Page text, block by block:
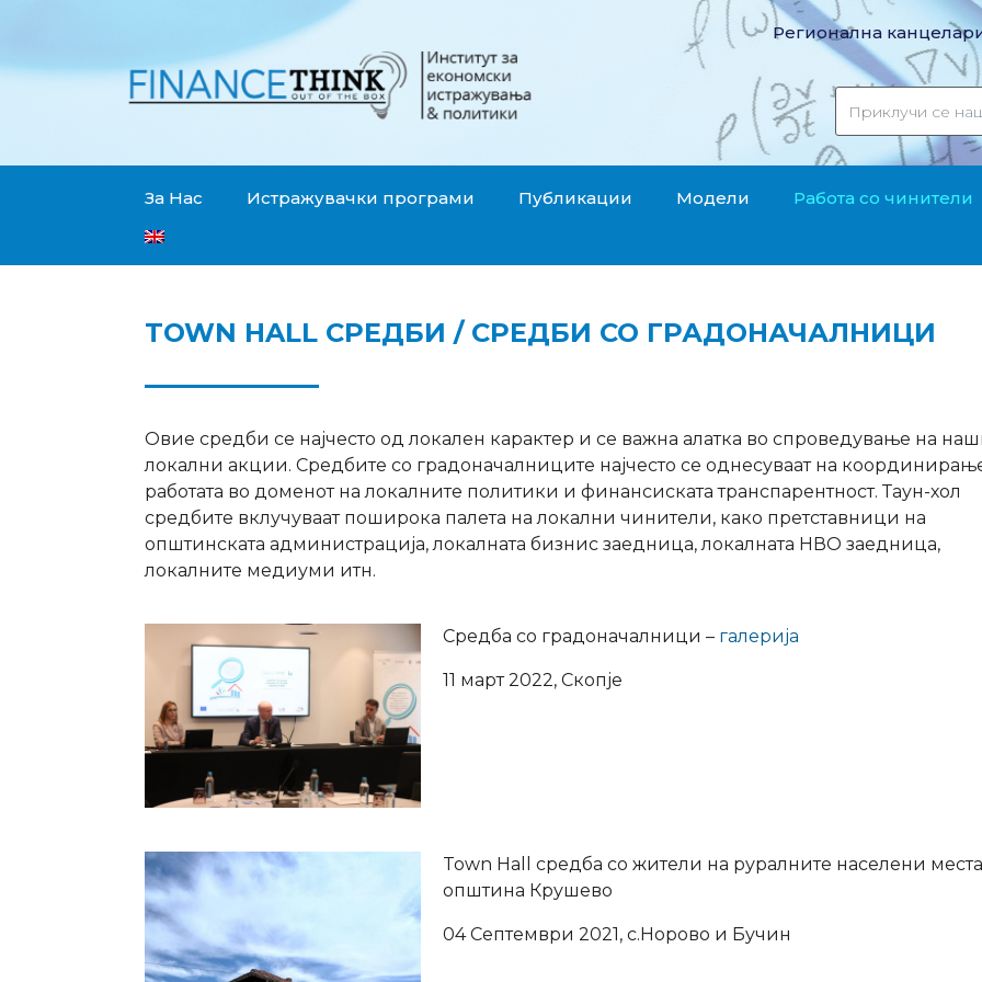
Регионална
За Нас Истражувачки програми Публикации Модели Работа со чинители
TOWN HALL СРЕДБИ / СРЕДБИ СО ГРАДОНАЧАЛНИЦИ
Овие средби се најчесто од локален карактер и се важна алатка во спроведување на
локални акции. Средбите со градоначалниците најчесто се однесуваат на
работата во доменот на локалните политики и финансиската транспарентност. Таун-хол
средбите вклучуваат поширока палета на локални чинители, како претставници на
општинската администрација, локалната бизнис заедница, локалната НВО заедница,
локалните медиуми итн.
Средба со градоначалници – галерија
11 март 2022, Скопје
Town Hall средба со жители на руралните населени
општина Крушево
04 Септември 2021, с.Норово и Бучин